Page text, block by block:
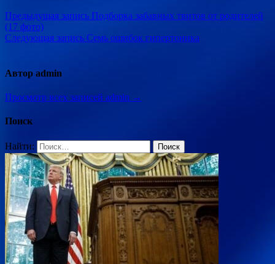
Предыдущая запись Подборка забавных твитов от родителей
(17 фото)
Следующая запись Семь ошибок гипертоника
Автор admin
Просмотр всех записей admin →
Поиск
Найти: